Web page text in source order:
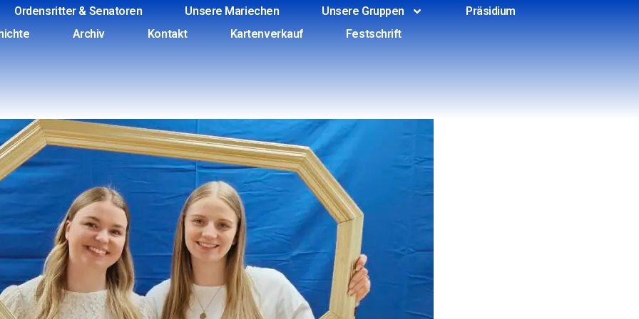
Ordensritter & Senatoren Unsere Mariechen Unsere Gruppen
Präsidium
Archiv Kontakt Kartenverkauf Festschrift